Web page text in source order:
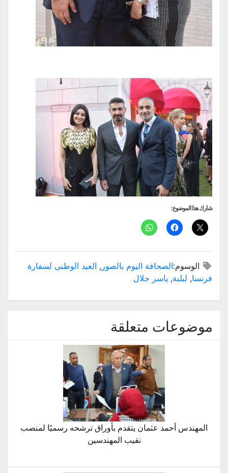
شارك هذا الموضوع:
الوسوم:الصحافة اليوم بالصور , العيد الوطنى لسفارة
فرنسا, لبلبة, ياسر جلال
موضوعات متعلقة
المهندس أحمد عثمان يتقدم بأوراق ترشحه رسميًا لمنصب
نقيب المهندسين